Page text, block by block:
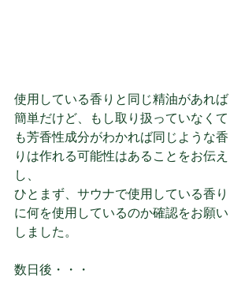
使用している香りと同じ精油があれば
簡単だけど、もし取り扱っていなくて
も芳香性成分がわかれば同じような香
りは作れる可能性はあることをお伝え
し、
ひとまず、サウナで使用している香り
に何を使用しているのか確認をお願い
しました。
数日後・・・